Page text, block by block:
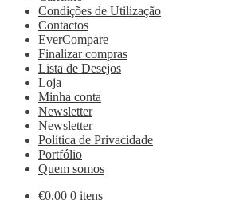
Condições de Utilização
Contactos
EverCompare
Finalizar compras
Lista de Desejos
Loja
Minha conta
Newsletter
Newsletter
Política de Privacidade
Portfólio
Quem somos
€0.00 0 itens